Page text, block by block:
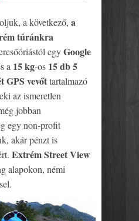
a következő, a
túránkra
egyGoogle
a 15 kg-os 15 db 5
GPS vevőttartalmazó
az ismeretlen
jobban
egy non-profit
akár pénzt is
Extrém Street View
alapokon, némi